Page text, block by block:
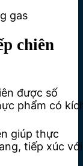
gas
chiên
được số
phẩm có
giúp thực
tiếp xúc với